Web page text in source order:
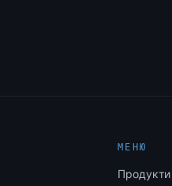
МЕНЮ
Продукти